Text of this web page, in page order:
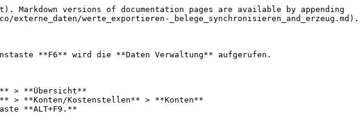
versions of documentation pages are available by appending
werte_exportieren-_belege_synchronisieren_and_erzeug.md).
**F6** wird die **Daten Verwaltung** aufgerufen.
> **Übersicht**
> **Konten/Kostenstellen** > **Konten**
**ALT+F9.**